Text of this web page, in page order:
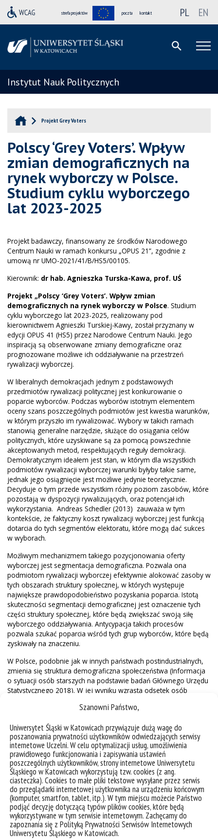
Szanowni Państwo,
Uniwersytet Śląski w Katowicach przywiązuje dużą wagę do
poszanowania prywatności użytkowników odwiedzających serwisy
internetowe Uczelni. W celu optymalizacji usług, umożliwienia
prawidłowego funkcjonowania i zapisywania ustawień
poszczególnych użytkowników, strony internetowe Uniwersytetu
Śląskiego w Katowicach wykorzystują tzw. cookies (z ang.
ciasteczka). Cookies to małe pliki tekstowe wysyłane przez serwis
do przeglądarki internetowej użytkownika na urządzeniu końcowym
(komputer, smartfon, tablet, itp.). W tym miejscu możecie Państwo
podjąć decyzję dotyczącą typów plików cookies, które będą
wykorzystywane w tym serwisie internetowym. Zachęcamy do
zapoznania się z Polityką Prywatności Serwisów Internetowych
Uniwersytetu Śląskiego w Katowicach.
strefa projektów poczta kontakt PL EN
Instytut Nauk Politycznych
Projekt Grey Voters
Polscy ‘Grey Voters’. Wpływ
zmian demograficznych na
rynek wyborczy w Polsce.
Studium cyklu wyborczego
lat 2023-2025
Projekt badawczy, finansowany ze środków Narodowego
Centrum Nauki w ramach konkursu „OPUS 21”, zgodnie z
umową nr UMO-2021/41/B/HS5/00105.
Kierownik: dr hab. Agnieszka Turska-Kawa, prof. UŚ
Projekt „Polscy ‘Grey Voters’. Wpływ zmian
demograficznych na rynek wyborczy w Polsce. Studium
cyklu wyborczego lat 2023-2025, realizowany pod
kierownictwem Agnieszki Turskiej-Kawy, został przyznany w
edycji OPUS 41 (HS5) przez Narodowe Centrum Nauki. Jego
inspiracją są obserwowane zmiany demograficzne oraz
prognozowane możliwe ich oddziaływanie na przestrzeń
rywalizacji wyborczej.
W liberalnych demokracjach jednym z podstawowych
przedmiotów rywalizacji politycznej jest konkurowanie o
poparcie wyborców. Podczas wyborów istotnym elementem
oceny szans poszczególnych podmiotów jest kwestia warunków,
w którym przyszło im rywalizować. Wybory w takich ramach
stanowią generalne narzędzie, służące do osiągania celów
politycznych, które uzyskiwane są za pomocą powszechnie
akceptowanych metod, respektujących reguły demokracji.
Demokratycznym ideałem jest stan, w którym dla wszystkich
podmiotów rywalizacji wyborczej warunki byłyby takie same,
jednak jego osiągnięcie jest możliwe jedynie teoretycznie.
Decyduje o tym przede wszystkim różny poziom zasobów, które
pozostają w dyspozycji rywalizujących, oraz potencjał ich
wykorzystania. Andreas Schedler (2013) zauważa w tym
kontekście, że faktyczny koszt rywalizacji wyborczej jest funkcją
dotarcia do tych segmentów elektoratu, które mogą dać sukces
w wyborach.
Możliwym mechanizmem takiego pozycjonowania oferty
wyborczej jest segmentacja demograficzna. Pozwala ona
podmiotom rywalizacji wyborczej efektywnie alokować zasoby w
tych obszarach struktury społecznej, w których występuje
największe prawdopodobieństwo pozyskania poparcia. Istotą
skuteczności segmentacji demograficznej jest oznaczenie tych
części struktury społecznej, które będą zwiększać swoją siłę
wyborczego oddziaływania. Antycypacja takich procesów
pozwala szukać poparcia wśród tych grup wyborców, które będą
zyskiwały na znaczeniu.
W Polsce, podobnie jak w innych państwach postindustrialnych,
zmienia się struktura demograficzna społeczeństwa (Informacja
o sytuacji osób starszych na podstawie badań Głównego Urzędu
Statystycznego 2018). W jej wyniku wzrasta odsetek osób
społeczeństwa – Statistics Explained 2019). Dostępne prognozy
coraz silniej oddziaływał zarówno na przebieg rywalizacji
wyborczej, jak i na wyniki wyborów. A dla zagwarantowania
stabilnego i sprawiedliwego przebiegu procesów rywalizacji
wyborczej niezbędne jest uczestnictwo wszystkich grup
demograficznych oraz brak trwałej dominacji żadnej z nich w
rozstrzygnięciach wyborczych. Dynamiczne zwiększanie odsetka
„grey voters” (czyli wyborców w okresie później dojrzałości, z
reguły po 65 r.ż.) wśród ogólnej liczby wyborców, może w
niedalekiej przyszłości doprowadzić do procesu delegitymizacji
wyborów i wybranej w ich wyniku politycznej reprezentacji wśród
pozostałej części społeczeństwa (Davidson 2016).